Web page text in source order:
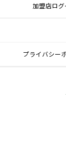
加盟店ログ
プライバシー